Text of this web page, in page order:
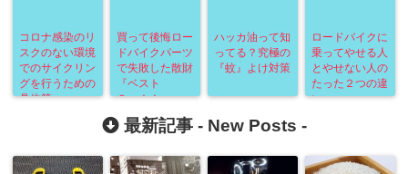
コロナ感染のリ
スクのない環境
でのサイクリン
グを行うための
具体策
買って後悔ロー
ドバイクパーツ
で失敗した散財
『ベスト
９』！！
ハッカ油って知
ってる？究極の
『蚊』よけ対策
ロードバイクに
乗ってやせる人
とやせない人の
たった２つの違
い
最新記事 - New Posts -